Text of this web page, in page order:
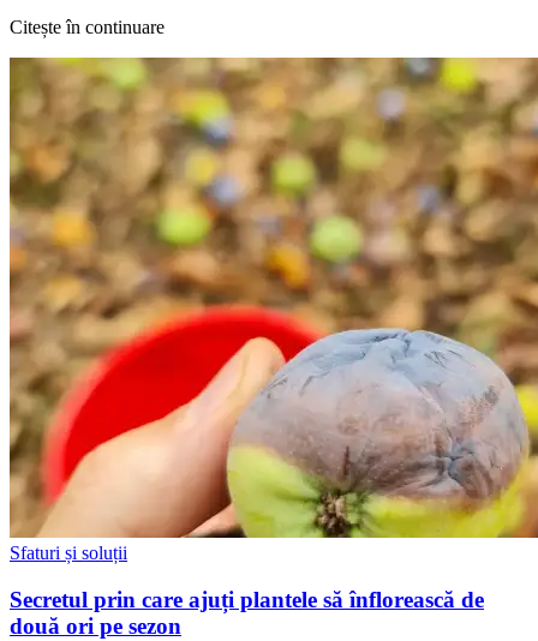
Citește în continuare
Sfaturi și soluții
Secretul prin care ajuți plantele să înflorească de
două ori pe sezon